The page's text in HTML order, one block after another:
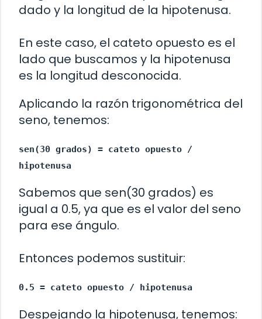
dado y la longitud de la hipotenusa.
En este caso, el cateto opuesto es el
lado que buscamos y la hipotenusa
es la longitud desconocida.
Aplicando la razón trigonométrica del
seno, tenemos:
sen(30 grados) = cateto opuesto /
hipotenusa
Sabemos que sen(30 grados) es
igual a 0.5, ya que es el valor del seno
para ese ángulo.
Entonces podemos sustituir:
0.5 = cateto opuesto / hipotenusa
Despejando la hipotenusa, tenemos: